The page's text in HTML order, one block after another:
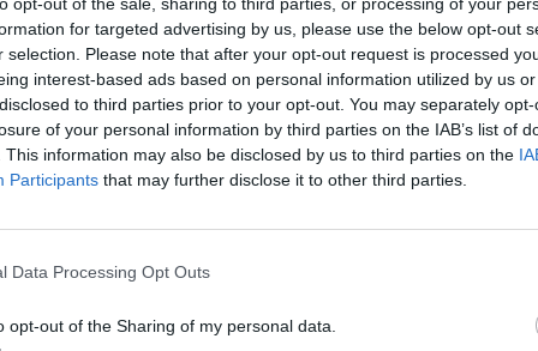
for targeted advertising by us, please use the below opt-out
selection. Please note that after your opt-out request is processed
interest-based ads based on personal information utilized by us
to third parties prior to your opt-out. You may separately
of your personal information by third parties on the IAB’s list of
This information may also be disclosed by us to third parties on the
Participants that may further disclose it to other third parties.
Data Processing Opt Outs
opt-out of the Sharing of my personal data.
quadokra (ATV), kishaszon-
drónokra.
támogatás az új traktor
gép
a fiatal